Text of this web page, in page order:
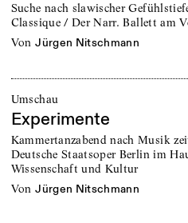
Suche nach slawischer
Classique / Der Narr. Ballett am
von Jürgen Nitschmann
Umschau
Experimente
Kammertanzabend nach Musik
Deutsche Staatsoper Berlin im
Wissenschaft und Kultur
von Jürgen Nitschmann